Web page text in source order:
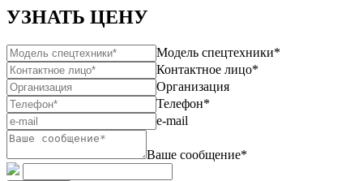
УЗНАТЬ ЦЕНУ
Модель спецтехники*
Контактное лицо*
Организация
Телефон*
e-mail
Ваше сообщение*